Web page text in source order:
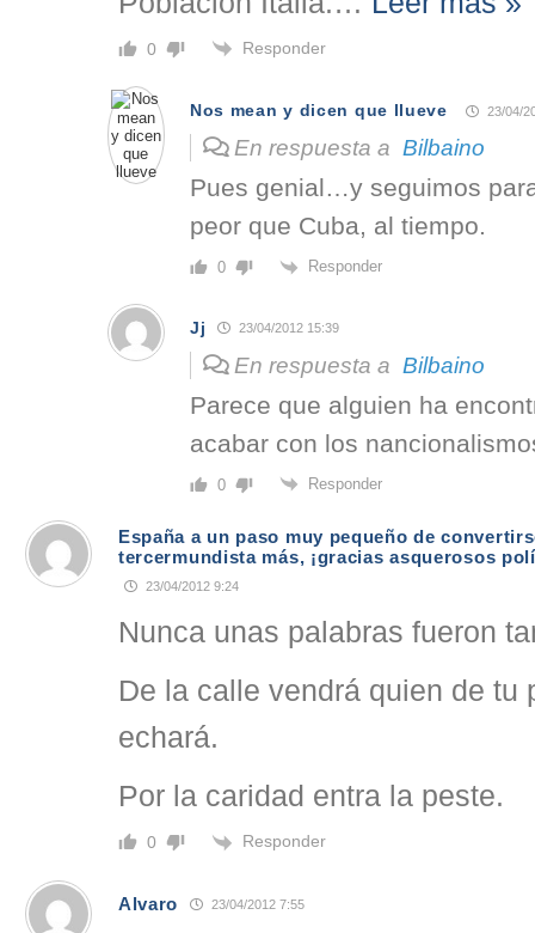
0 Responder
Nos mean y dicen que llueve 23/04/
En respuesta a Bilbaino
Pues genial…y seguimos
peor que Cuba, al tiempo.
0 Responder
Jj 23/04/2012 15:39
En respuesta a Bilbaino
Parece que alguien ha
acabar con los
0 Responder
España a un paso muy pequeño de
tercermundista más, ¡gracias asquerosos
23/04/2012 9:24
Nunca unas palabras fueron
De la calle vendrá quien de tu
echará.
Por la caridad entra la peste.
0 Responder
Alvaro 23/04/2012 7:55